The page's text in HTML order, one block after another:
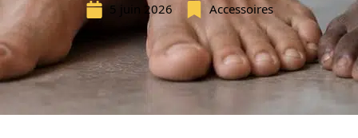
5 juin 2026 Accessoires